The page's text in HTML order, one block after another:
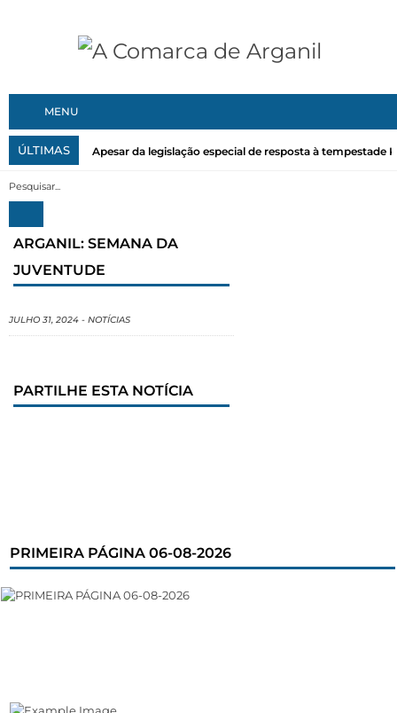
MENU
ÚLTIMAS Apesar da legislação especial de resposta à tempestade
ARGANIL: SEMANA DA
JUVENTUDE
JULHO 31, 2024 - NOTÍCIAS
PARTILHE ESTA NOTÍCIA
PRIMEIRA PÁGINA 06-08-2026